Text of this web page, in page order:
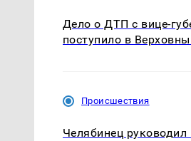
Дело о ДТП с вице-
поступило в
Происшествия
Челябинец руководил